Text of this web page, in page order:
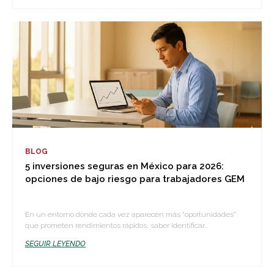
BLOG
5 inversiones seguras en México para 2026:
opciones de bajo riesgo para trabajadores GEM
En un entorno donde cada vez aparecen más “oportunidades”
que prometen rendimientos rápidos, saber identificar...
SEGUIR LEYENDO